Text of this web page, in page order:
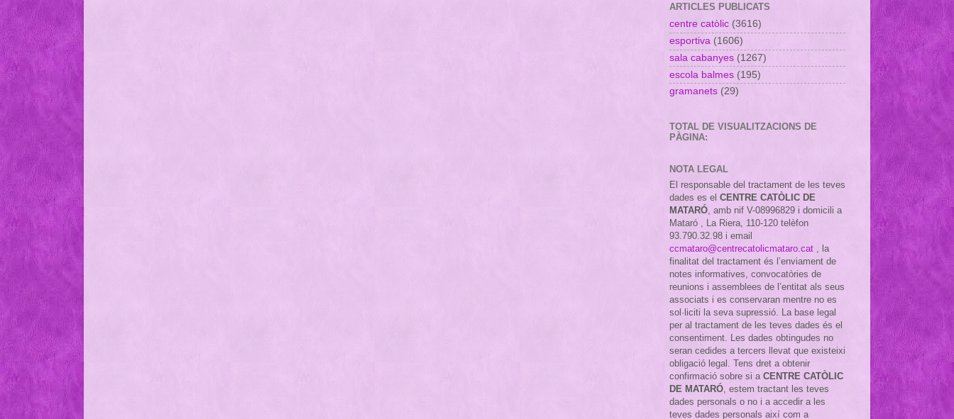
ARTICLES PUBLICATS
centre catòlic (3616)
esportiva (1606)
sala cabanyes (1267)
escola balmes (195)
gramanets (29)
TOTAL DE VISUALITZACIONS DE
PÀGINA:
NOTA LEGAL
El responsable del tractament de les teves
dades es el CENTRE CATÒLIC DE
MATARÓ, amb nif V-08996829 i domicili a
Mataró , La Riera, 110-120 telèfon
93.790.32.98 i email
ccmataro@centrecatolicmataro.cat , la
finalitat del tractament és l’enviament de
notes informatives, convocatòries de
reunions i assemblees de l’entitat als seus
associats i es conservaran mentre no es
sol·liciti la seva supressió. La base legal
per al tractament de les teves dades és el
consentiment. Les dades obtingudes no
seran cedides a tercers llevat que existeixi
obligació legal. Tens dret a obtenir
confirmació sobre si a CENTRE CATÒLIC
DE MATARÓ, estem tractant les teves
dades personals o no i a accedir a les
teves dades personals així com a